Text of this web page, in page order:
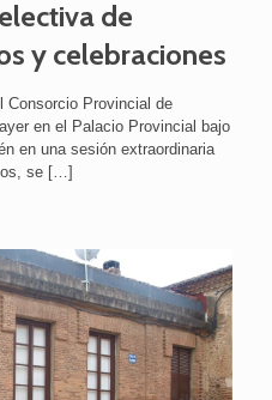
de
y celebraciones
Consorcio Provincial de
en el Palacio Provincial bajo
en una sesión extraordinaria
se […]